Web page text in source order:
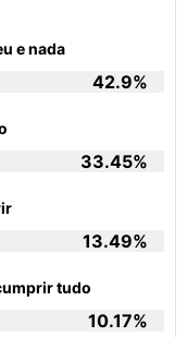
e nada
42.9%
33.45%
13.49%
tudo
10.17%